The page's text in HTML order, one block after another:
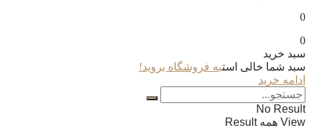
0
0
سبد خرید
سبد شما خالی استبه فروشگاه بروید!
ادامه خرید
No Result
View همه Result